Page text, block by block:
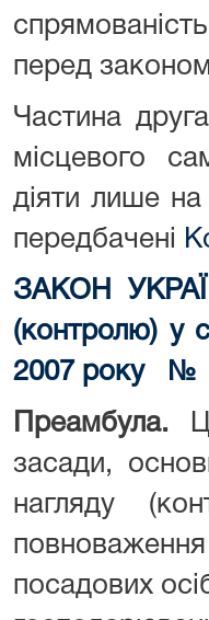
перед
Частина
місцевого
діяти лише
передбачені
ЗАКОН
(контролю) у
2007 року №
Преамбула.
засади,
нагляду
посадових